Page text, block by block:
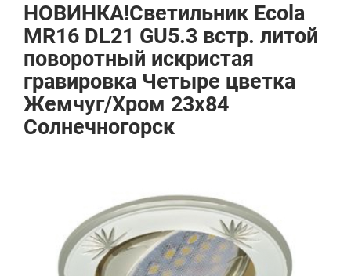
НОВИНКА!Светильник Ecola
MR16 DL21 GU5.3 встр. литой
поворотный искристая
гравировка Четыре цветка
Жемчуг/Хром 23х84
Солнечногорск